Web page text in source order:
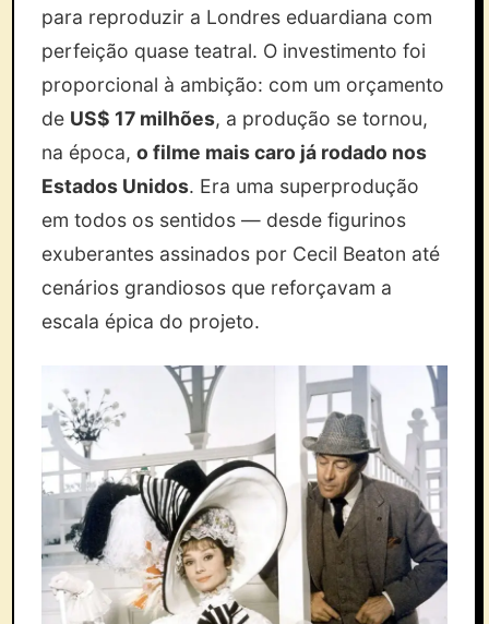
para reproduzir a Londres eduardiana com
perfeição quase teatral. O investimento foi
proporcional à ambição: com um orçamento
de US$ 17 milhões, a produção se tornou,
na época,o filme mais caro já rodado nos
Estados Unidos. Era uma superprodução
em todos os sentidos — desde figurinos
exuberantes assinados por Cecil Beaton até
cenários grandiosos que reforçavam a
escala épica do projeto.